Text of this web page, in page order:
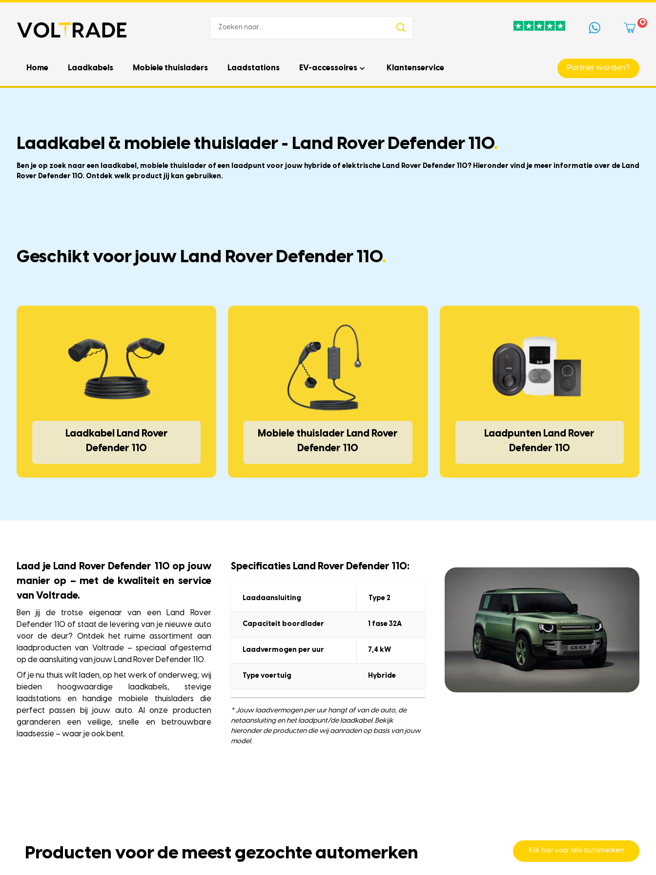
0
Home Laadkabels Mobiele thuisladers Laadstations EV-accessoires Klantenservice Partner worden?
Laadkabel & mobiele thuislader - Land Rover Defender 110.
Ben je op zoek naar een laadkabel, mobiele thuislader of een laadpunt voor jouw hybride of elektrische Land Rover Defender 110? Hieronder vind je meer informatie over de Land
Rover Defender 110. Ontdek welk product jij kan gebruiken.
Geschikt voor jouw Land Rover Defender 110.
Laadkabel Land Rover
Defender 110
Mobiele thuislader Land Rover
Defender 110
Laadpunten Land Rover
Defender 110
Laad je Land Rover Defender 110 op jouw
manier op – met de kwaliteit en service
van Voltrade.
Ben jij de trotse eigenaar van een Land Rover
Defender 110 of staat de levering van je nieuwe auto
voor de deur? Ontdek het ruime assortiment aan
laadproducten van Voltrade – speciaal afgestemd
op de aansluiting van jouw Land Rover Defender 110.
Of je nu thuis wilt laden, op het werk of onderweg; wij
bieden hoogwaardige laadkabels, stevige
laadstations en handige mobiele thuisladers die
perfect passen bij jouw auto. Al onze producten
garanderen een veilige, snelle en betrouwbare
laadsessie – waar je ook bent.
Specificaties Land Rover Defender 110:
Laadaansluiting Type 2
Capaciteit boordlader 1 fase 32A
Laadvermogen per uur 7,4 kW
Type voertuig Hybride
* Jouw laadvermogen per uur hangt af van de auto, de
netaansluiting en het laadpunt/de laadkabel. Bekijk
hieronder de producten die wij aanraden op basis van jouw
model.
Producten voor de meest gezochte automerken Klik hier voor alle automerken